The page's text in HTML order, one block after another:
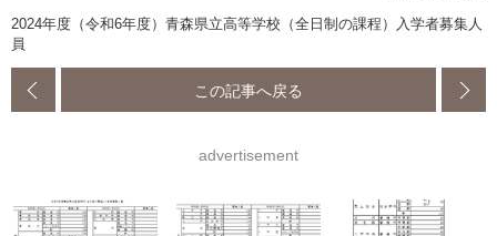
2024年度（令和6年度）青森県立高等学校（全日制の課程）入学者募集人
員
この記事へ戻る
advertisement